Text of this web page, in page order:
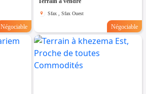
Négociable
Sfax , Sfax Ouest
Négociable